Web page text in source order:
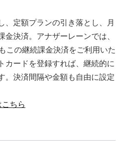
、定額プランの引き落とし、月
決済。アナザーレーンでは、
この継続課金決済をご利用いた
カードを登録すれば、継続的に
。決済間隔や金額も自由に設定
ちら